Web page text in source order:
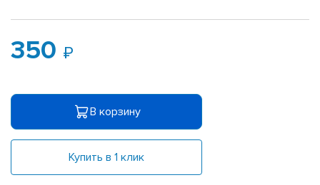
350
В корзину
Купить в 1 клик